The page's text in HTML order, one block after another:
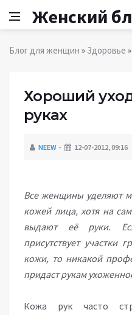
Женский
Блог для женщин » Здоровье
Хороший
руках
NEEW 12-07-2012, 09:16
Все женщины уделяют
кожей лица, хотя на
выдают её руки.
присутствует участки
кожи, то никакой
придаст рукам
Кожа рук часто